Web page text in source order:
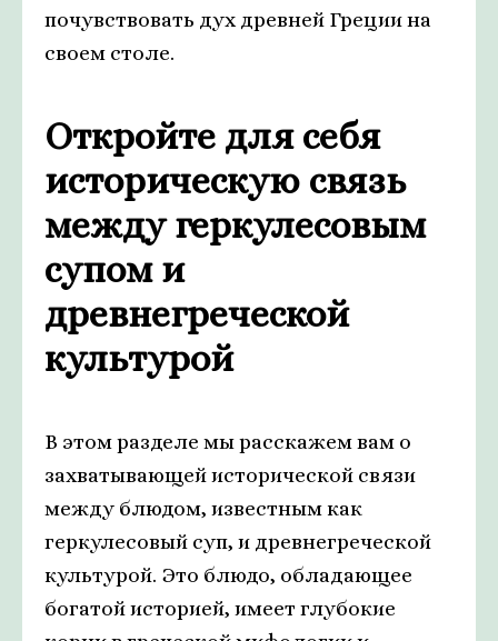
почувствовать дух древней Греции на
своем столе.
Откройте для себя
историческую связь
между геркулесовым
супом и
древнегреческой
культурой
В этом разделе мы расскажем вам о
захватывающей исторической связи
между блюдом, известным как
геркулесовый суп, и древнегреческой
культурой. Это блюдо, обладающее
богатой историей, имеет глубокие